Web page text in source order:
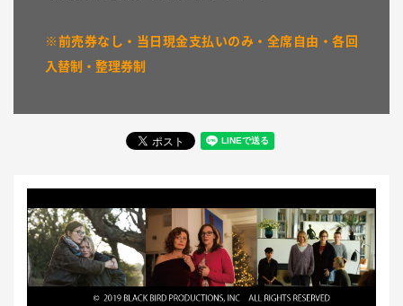
※前売券なし・当日現金支払いのみ・全席自由・各回
入替制・整理券制